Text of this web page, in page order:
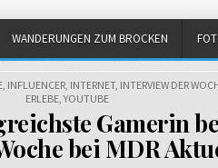
WANDERUNGEN ZUM BROCKEN
, INFLUENCER, INTERNET, INTERVIEW DER
ERLEBE ,YOUTUBE
Gamerin
bei MDR